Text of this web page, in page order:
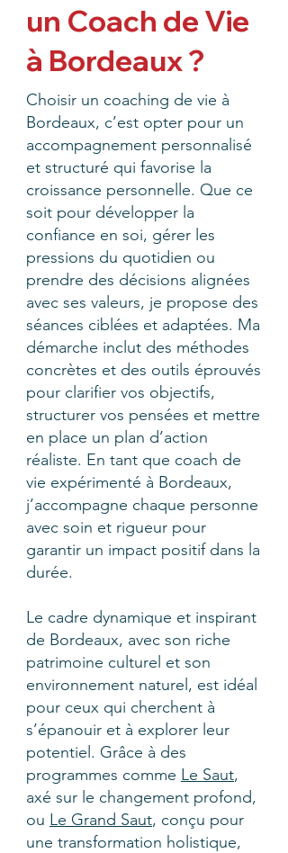
un Coach de Vie
à Bordeaux ?
Choisir un coaching de vie à
Bordeaux, c’est opter pour un
accompagnement personnalisé
et structuré qui favorise la
croissance personnelle. Que ce
soit pour développer la
confiance en soi, gérer les
pressions du quotidien ou
prendre des décisions alignées
avec ses valeurs, je propose des
séances ciblées et adaptées. Ma
démarche inclut des méthodes
concrètes et des outils éprouvés
pour clarifier vos objectifs,
structurer vos pensées et mettre
en place un plan d’action
réaliste. En tant que coach de
vie expérimenté à Bordeaux,
j’accompagne chaque personne
avec soin et rigueur pour
garantir un impact positif dans la
durée.
Le cadre dynamique et inspirant
de Bordeaux, avec son riche
patrimoine culturel et son
environnement naturel, est idéal
pour ceux qui cherchent à
s’épanouir et à explorer leur
potentiel. Grâce à des
programmes comme Le Saut,
axé sur le changement profond,
ou Le Grand Saut, conçu pour
une transformation holistique,